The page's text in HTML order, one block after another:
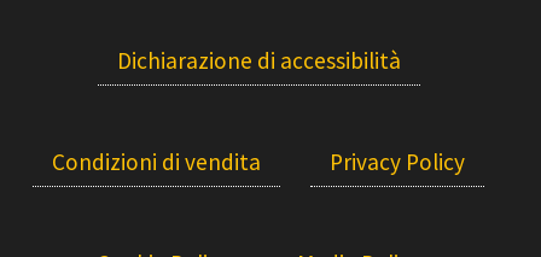
Dichiarazione di accessibilità
Condizioni di vendita Privacy Policy